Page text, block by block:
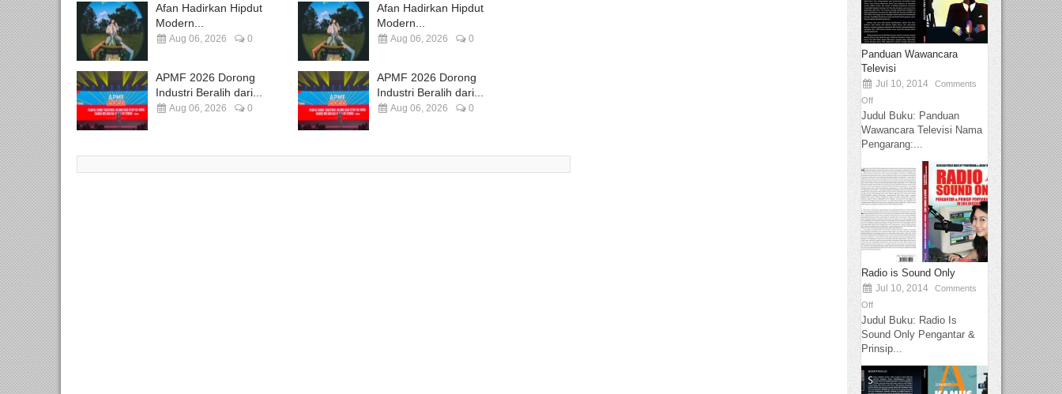
Afan Hadirkan Hipdut
Modern...
Aug 06, 2026 0
APMF 2026 Dorong
Industri Beralih dari...
Aug 06, 2026 0
Afan Hadirkan Hipdut
Modern...
Aug 06, 2026 0
APMF 2026 Dorong
Industri Beralih dari...
Aug 06, 2026 0
Panduan Wawancara
Televisi
Jul 10, 2014
Comments
Off
Judul Buku: Panduan
Wawancara Televisi Nama
Pengarang:...
Radio is Sound Only
Jul 10, 2014
Comments
Off
Judul Buku: Radio Is
Sound Only Pengantar &
Prinsip...